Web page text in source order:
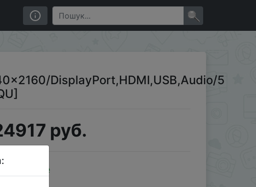
DisplayPort,HDMI,USB,Audio/5
руб.
Sale